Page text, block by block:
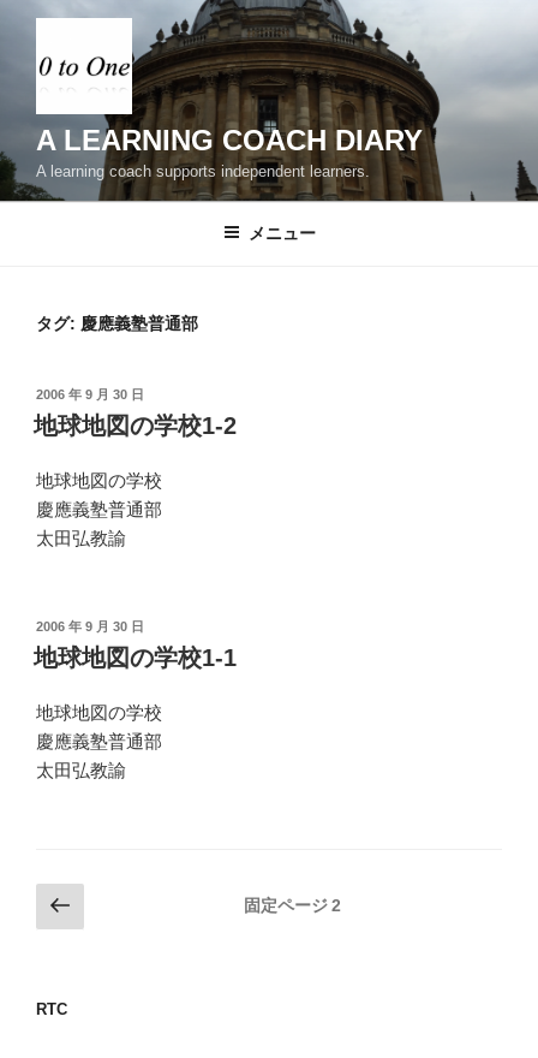
へ
ス
A LEARNING COACH DIARY
A learning coach supports independent learners.
メニュー
タグ: 慶應義塾普通部
投
稿
日:
2006 年 9 月 30 日
地球地図の学校1-2
地球地図の学校
慶應義塾普通部
太田弘教諭
投
稿
日:
2006 年 9 月 30 日
地球地図の学校1-1
地球地図の学校
慶應義塾普通部
太田弘教諭
投
稿
ペ
前
の
固定ページ2
RTC